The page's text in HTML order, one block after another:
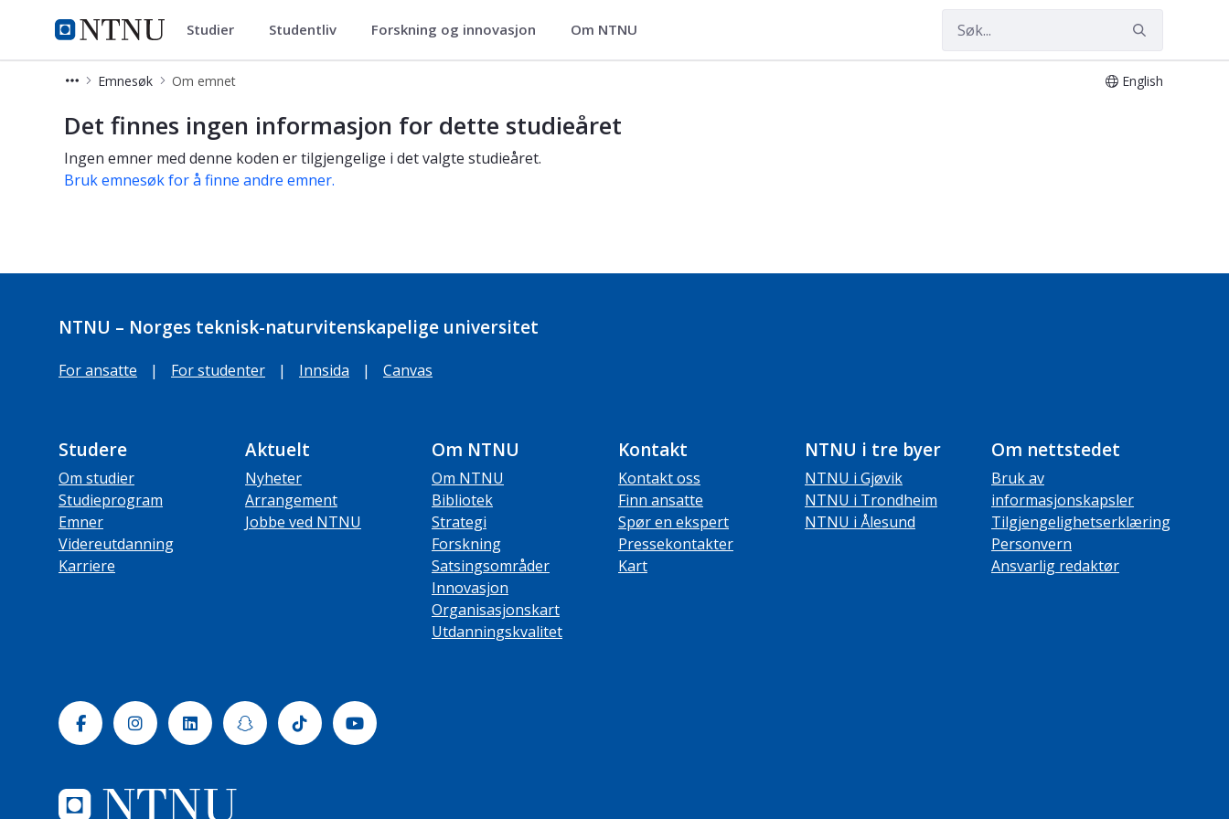
NTNU Hjemmeside
Studier Studier Studentliv Forskning og innovasjon Om NTNU
Emnesøk Om emnet English
Om emnetDet finnes ingen informasjon for dette studieåret
Ingen emner med denne koden er tilgjengelige i det valgte studieåret.
Bruk emnesøk for å finne andre emner.
NTNU – Norges teknisk-naturvitenskapelige universitet
For ansatte | For studenter | Innsida | Canvas
Studere
Om studier
Studieprogram
Emner
Videreutdanning
Karriere
Aktuelt
Nyheter
Arrangement
Jobbe ved NTNU
Om NTNU
Om NTNU
Bibliotek
Strategi
Forskning
Satsingsområder
Innovasjon
Organisasjonskart
Utdanningskvalitet
Kontakt
Kontakt oss
Finn ansatte
Spør en ekspert
Pressekontakter
Kart
NTNU i tre byer
NTNU i Gjøvik
NTNU i Trondheim
NTNU i Ålesund
Om nettstedet
Bruk av
informasjonskapsler
Tilgjengelighetserklæring
Personvern
Ansvarlig redaktør
FacebookInstagramLinkedinSnapchatTiktok Youtube